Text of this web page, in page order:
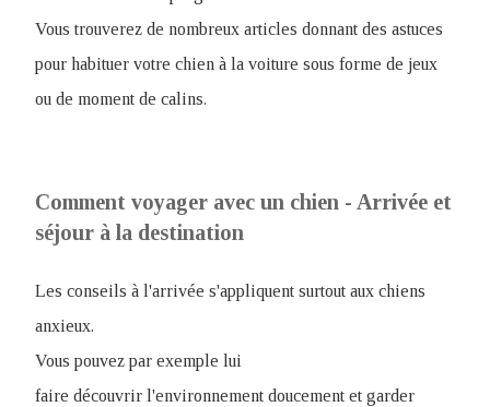
Vous trouverez de nombreux articles donnant des astuces
pour habituer votre chien à la voiture sous forme de jeux
ou de moment de calins.
Comment voyager avec un chien - Arrivée et
séjour à la destination
Les conseils à l'arrivée s'appliquent surtout aux chiens
anxieux.
Vous pouvez par exemple lui
faire découvrir l'environnement doucement et garder